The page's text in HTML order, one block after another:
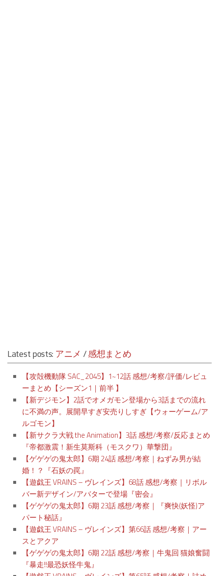
Latest posts: アニメ /感想まとめ
【攻殻機動隊 SAC_2045】1~12話 感想/考察/評価/レビュ
ーまとめ【シーズン1｜前半 】
【新デジモン】2話でオメガモン登場から3話までの流れ
に不満の声。展開早すぎ安売りしすぎ【ウォーゲーム/ア
ルゴモン】
【新サクラ大戦 the Animation】3話 感想/考察/反応まとめ
『帝都激震！新生莫斯科（モスクワ）華撃団』
【ゲゲゲの鬼太郎】6期 24話 感想/考察｜ねずみ男が結
婚！？『石妖の罠』
【遊戯王 VRAINS – ヴレインズ】68話 感想/考察｜リボル
バー新デザイン/アバターで登場『密会』
【ゲゲゲの鬼太郎】6期 23話 感想/考察｜『爽快(妖怪)ア
パート秘話』
【遊戯王 VRAINS – ヴレインズ】第66話 感想/考察｜アー
スとアクア
【ゲゲゲの鬼太郎】6期 22話 感想/考察｜牛鬼回 猫娘奮闘
『暴走!!最恐妖怪牛鬼』